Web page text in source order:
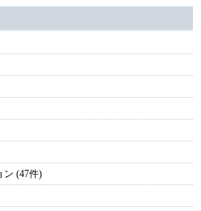
ン (47件)